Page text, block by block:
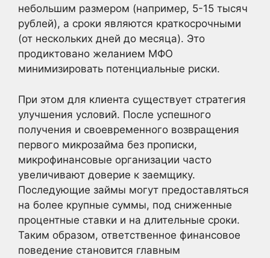
небольшим размером (например, 5-15 тысяч
рублей), а сроки являются краткосрочными
(от нескольких дней до месяца). Это
продиктовано желанием МФО
минимизировать потенциальные риски.
При этом для клиента существует стратегия
улучшения условий. После успешного
получения и своевременного возвращения
первого микрозайма без прописки,
микрофинансовые организации часто
увеличивают доверие к заемщику.
Последующие займы могут предоставляться
на более крупные суммы, под сниженные
процентные ставки и на длительные сроки.
Таким образом, ответственное финансовое
поведение становится главным